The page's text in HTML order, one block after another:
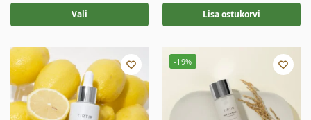
Vali Lisa ostukorvi
-19%